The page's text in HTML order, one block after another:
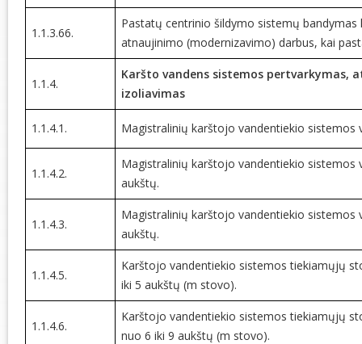
1.1.3.66.
Pastatų centrinio šildymo sistemų
atnaujinimo (modernizavimo) darbus, kai
1.1.4.
Karšto vandens sistemos pertvarkymas,
izoliavimas
1.1.4.1. Magistralinių karštojo vandentiekio
1.1.4.2.
Magistralinių karštojo vandentiekio
aukštų.
1.1.4.3.
Magistralinių karštojo vandentiekio
aukštų.
1.1.4.5.
Karštojo vandentiekio sistemos tiekiamųjų
iki 5 aukštų (m stovo).
1.1.4.6.
Karštojo vandentiekio sistemos tiekiamųjų
nuo 6 iki 9 aukštų (m stovo).